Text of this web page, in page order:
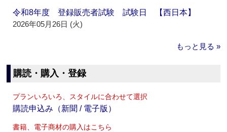
令和8年度 登録販売者試験 試験日 【西日本】
2026年05月26日 (火)
もっと見る »
購読・購入・登録
プランいろいろ、スタイルに合わせて選択
購読申込み（新聞 / 電子版）
書籍、電子商材の購入はこちら